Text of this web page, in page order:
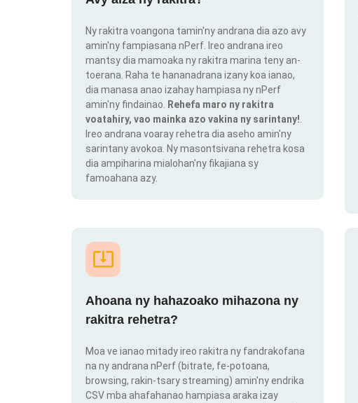
Ny rakitra voangona tamin'ny andrana dia azo avy
amin'ny fampiasana nPerf. Ireo andrana ireo
mantsy dia mamoaka ny rakitra marina teny an-
toerana. Raha te hananadrana izany koa ianao,
dia manasa anao izahay hampiasa ny nPerf
amin'ny findainao.
Rehefa maro ny rakitra
voatahiry, vao mainka azo vakina ny sarintany!
Ireo andrana voaray rehetra dia aseho amin'ny
sarintany avokoa. Ny masontsivana rehetra kosa
dia ampiharina mialohan'ny fikajiana sy
famoahana azy.
Ahoana ny hahazoako mihazona ny
rakitra rehetra?
Moa ve ianao mitady ireo rakitra ny fandrakofana
na ny andrana nPerf (bitrate, fe-potoana,
browsing, rakin-tsary streaming) amin'ny endrika
CSV mba ahafahanao hampiasa araka izay